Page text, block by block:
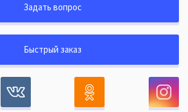
Задать вопрос
Быстрый заказ